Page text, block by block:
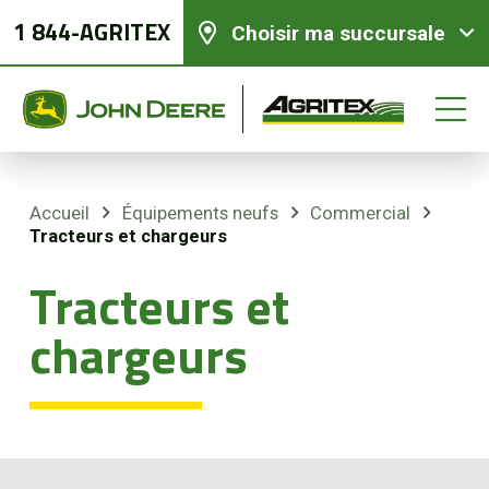
1 844-AGRITEX Choisir ma succursale
Accueil Équipements neufs
Commercial
Tracteurs et chargeurs
Tracteurs et
chargeurs
Équipements neufs
Équipements usagés
Pièces et services
Agriculture de précision